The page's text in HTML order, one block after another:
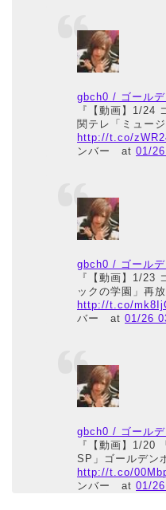
gbch0 / ゴールデ
『【動画】1/24
関テレ「ミュー
http://t.co/
ンバー
at01/
gbch0 / ゴールデ
『【動画】1/23
ックの学園」再放
http://t.co/
バー
at01/26
gbch0 / ゴールデ
『【動画】1/20
SP」ゴールデン
http://t.co/
ンバー
at01/